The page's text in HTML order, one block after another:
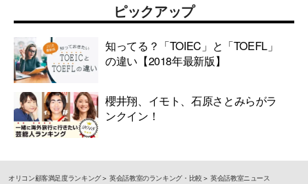
ピックアップ
知ってる？「TOIEC」と「TOEFL」
の違い【2018年最新版】
櫻井翔、イモト、石原さとみらがラ
ンクイン！
オリコン顧客満足度ランキング 英会話教室のランキング・比較
英会話教室ニュース